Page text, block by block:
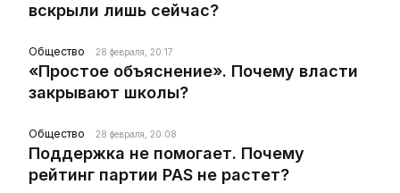
вскрыли лишь сейчас?
Общество 28 февраля, 20:17
«Простое объяснение». Почему власти
закрывают школы?
Общество 28 февраля, 20:08
Поддержка не помогает. Почему
рейтинг партии PAS не растет?